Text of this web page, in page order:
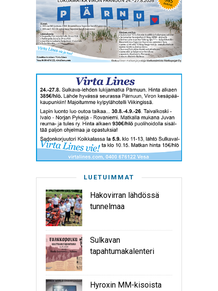
LUETUIMMAT
Hakovirran lähdössä
tunnelmaa
Sulkavan
tapahtumakalenteri
Hyroxin MM-kisoista